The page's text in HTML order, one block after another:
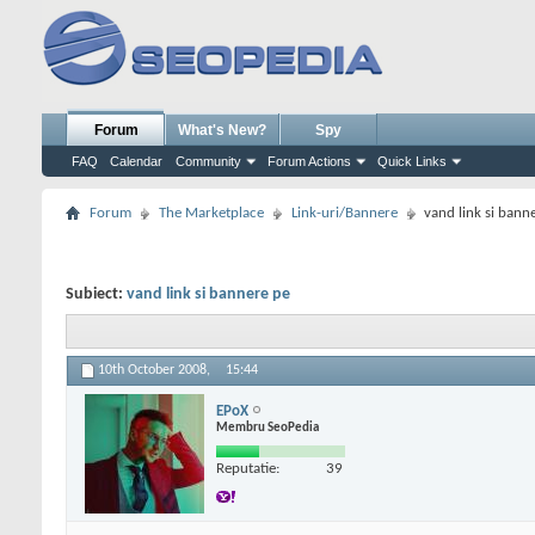
Forum
FAQ Calendar Community Forum Actions Quick Links
What's New? Spy
Forum The Marketplace Link-uri/Bannere vand link si
Subiect: vand link si bannere pe
10th October 2008, 15:44
EPoX
Membru SeoPedia
Reputatie: 39